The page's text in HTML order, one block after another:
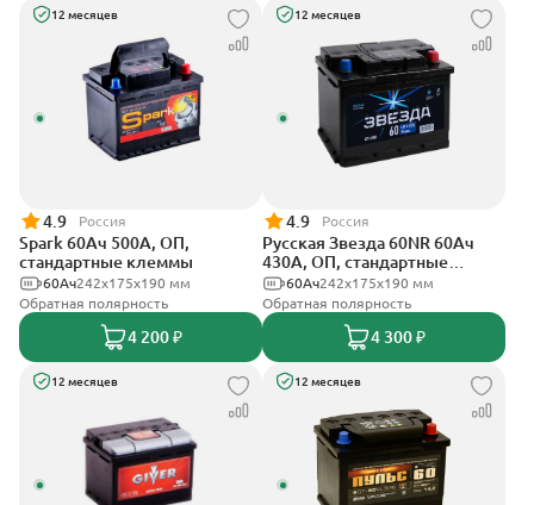
12 месяцев
4.9 Россия
Spark 60Ач 500А, ОП,
стандартные клеммы
242х175х190 мм
60Ач
Обратная полярность
4 200 ₽
12 месяцев
4.9 Россия
Русская Звезда 60NR 60Ач
430А, ОП, стандартные
клеммы242x175x190 мм
60Ач
Обратная полярность
4 300 ₽
12 месяцев 12 месяцев